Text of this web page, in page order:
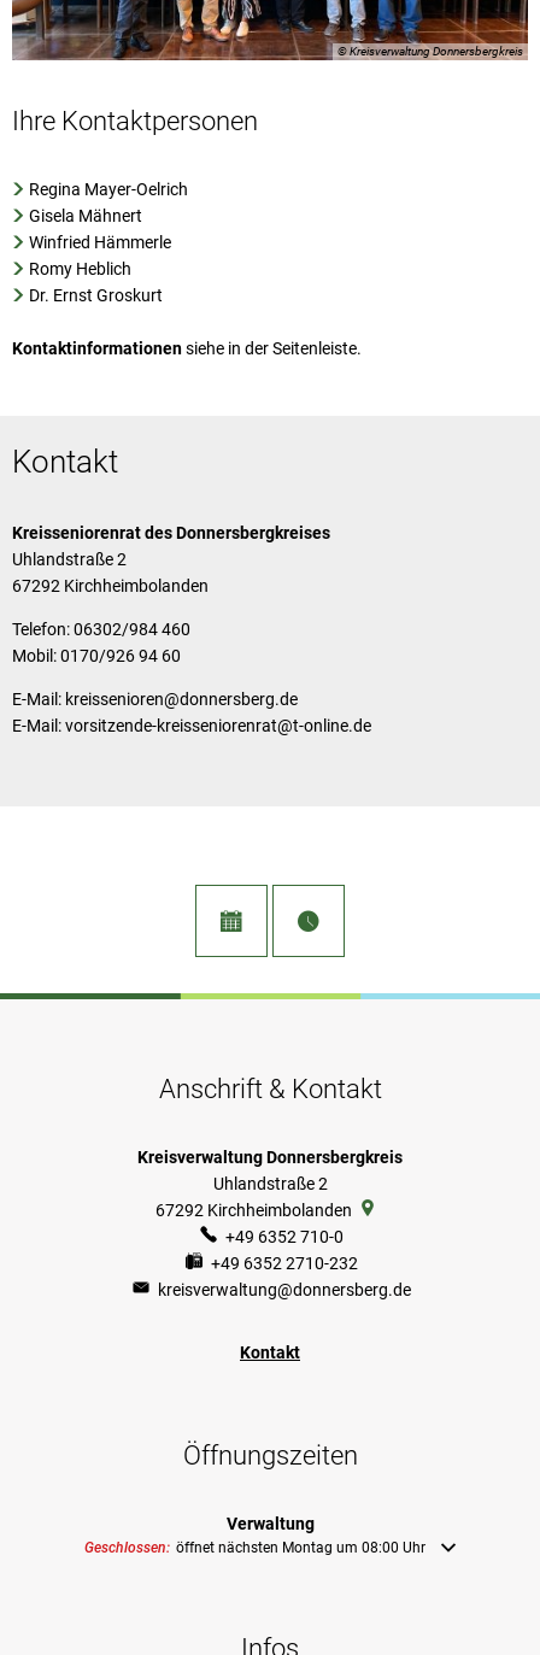
© Kreisverwaltung Donnersbergkreis
Ihre Kontaktpersonen
Regina Mayer-Oelrich
Gisela Mähnert
Winfried Hämmerle
Romy Heblich
Dr. Ernst Groskurt
Kontaktinformationensiehe in der Seitenleiste.
Kontakt
Kreisseniorenrat des Donnersbergkreises
Uhlandstraße 2
67292 Kirchheimbolanden
Telefon: 06302/984 460
Mobil: 0170/926 94 60
E-Mail: kreissenioren@donnersberg.de
E-Mail: vorsitzende-kreisseniorenrat@t-online.de
Anschrift & Kontakt
Kreisverwaltung Donnersbergkreis
Uhlandstraße 2
67292 Kirchheimbolanden
+49 6352 710-0
+49 6352 2710-232
kreisverwaltung@donnersberg.de
Kontakt
Öffnungszeiten
Verwaltung
Klicken, um weitere Öffnungs- oder Schließzeiten auszublenden
Geschlossen: öffnet nächsten Montag um 08:00 Uhr
Infos